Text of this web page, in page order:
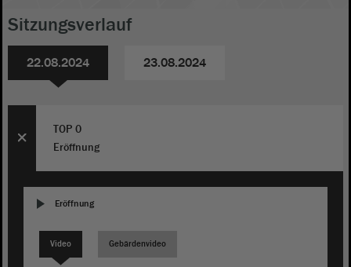
Sitzungsverlauf
22.08.2024 23.08.2024
TOP 0
Eröffnung
Eröffnung
Video Gebärdenvideo